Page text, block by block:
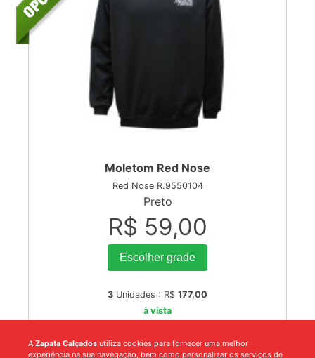
Moletom Red Nose
Red Nose R.9550104
Preto
R$ 59,00
Escolher grade
3 Unidades : R$ 177,00
à vista
A Zapata Calçados utiliza cookies para fornecer uma melhor
experiência na sua navegação, bem como personalizar os serviços de